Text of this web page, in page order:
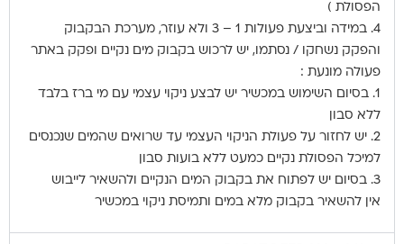
הפסולת )
4. במידה וביצעת פעולות 1 – 3 ולא עוזר, מערכת הבקבוק
והפקק נשחקו / נסתמו, יש לרכוש בקבוק מים נקיים ופקק באתר
פעולה מונעת :
1. בסיום השימוש במכשיר יש לבצע ניקוי עצמי עם מי ברז בלבד
ללא סבון
2. יש לחזור על פעולת הניקוי העצמי עד שרואים שהמים שנכנסים
למיכל הפסולת נקיים כמעט ללא בועות סבון
3. בסיום יש לפתוח את בקבוק המים הנקיים ולהשאיר לייבוש
אין להשאיר בקבוק מלא במים ותמיסת ניקוי במכשיר